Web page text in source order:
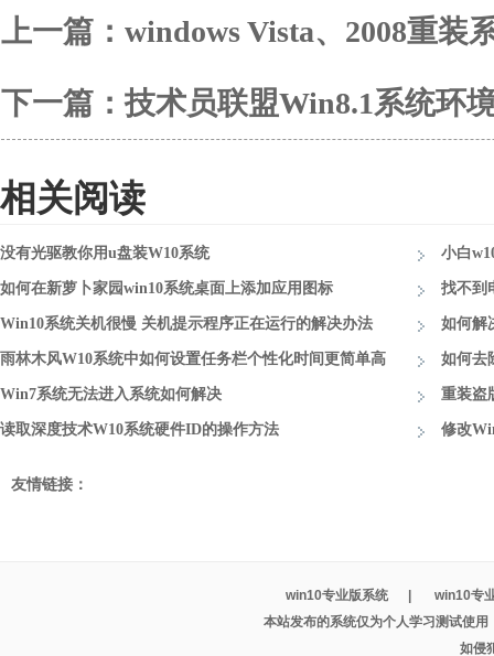
上一篇： windows Vista、2008重装
下一篇：技术员联盟Win8.1系统环
相关阅读
没有光驱教你用u盘装W10系统 小白
如何在新萝卜家园win10系统桌面上添加应用图标 找不到
安装驱
Win10系统关机很慢 关机提示程序正在运行的解决办法 如何解
雨林木风W10系统中如何设置任务栏个性化时间更简单高
效
如何去
置水印
Win7系统无法进入系统如何解决 重装盗
统？
读取深度技术W10系统硬件ID的操作方法 修改
友情链接：
win10专业版系统
win10专
本站发布的系统仅为个人学习测试使
如侵